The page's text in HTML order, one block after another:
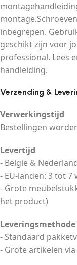
inbegrepen.
geschikt zijn voor
professional. Lees
handleiding.
Verzending &
Verwerkingstijd
Bestellingen
Levertijd
- België &
- EU-landen: 3 tot 7
- Grote
het product)
Leveringsmethode
- Standaard
- Grote artikelen